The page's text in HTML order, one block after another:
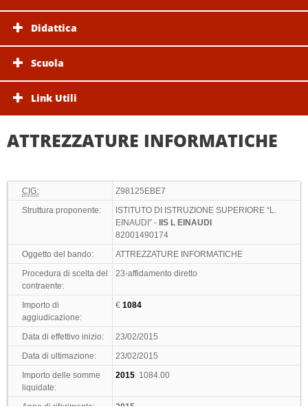
Didattica
Scuola
Link Utili
ATTREZZATURE INFORMATICHE
CIG:
Z98125EBE7
Struttura proponente:
ISTITUTO DI ISTRUZIONE SUPERIORE “L.
EINAUDI” -
IIS L EINAUDI
82001490174
Oggetto del bando:
ATTREZZATURE INFORMATICHE
Procedura di scelta del
contraente:
23-affidamento diretto
Importo di
aggiudicazione:
€1084
Data di effettivo inizio:
23/02/2015
Data di ultimazione:
23/02/2015
Importo delle somme
liquidate:
2015: 1084.00
Anno di riferimento: 2015